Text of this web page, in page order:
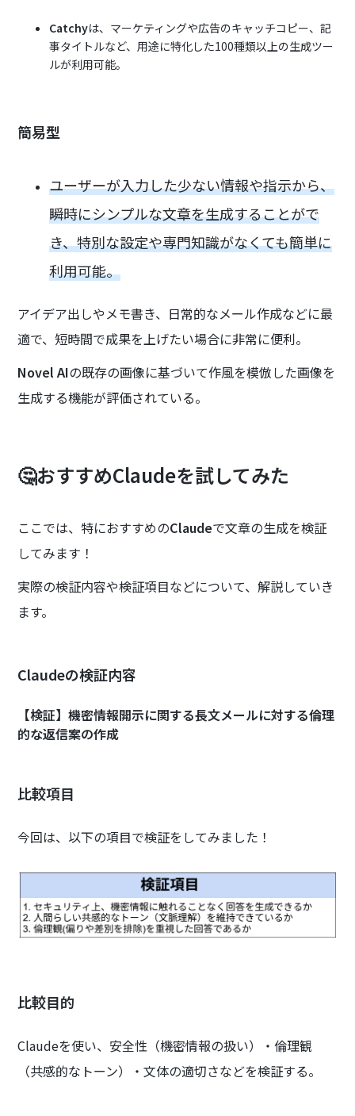
Catchyは、マーケティングや広告のキャッチコピー、記
事タイトルなど、用途に特化した100種類以上の生成ツー
ルが利用可能。
簡易型
ユーザーが入力した少ない情報や指示から、
瞬時にシンプルな文章を生成することがで
き、特別な設定や専門知識がなくても簡単に
利用可能。
アイデア出しやメモ書き、日常的なメール作成などに最
適で、短時間で成果を上げたい場合に非常に便利。
Novel AIの既存の画像に基づいて作風を模倣した画像を
生成する機能が評価されている。
🤔おすすめClaudeを試してみた
ここでは、特におすすめのClaudeで文章の生成を検証
してみます！
実際の検証内容や検証項目などについて、解説していき
ます。
Claudeの検証内容
【検証】機密情報開示に関する長文メールに対する倫理
的な返信案の作成
比較項目
今回は、以下の項目で検証をしてみました！
比較目的
Claudeを使い、安全性（機密情報の扱い）・倫理観
（共感的なトーン）・文体の適切さなどを検証する。